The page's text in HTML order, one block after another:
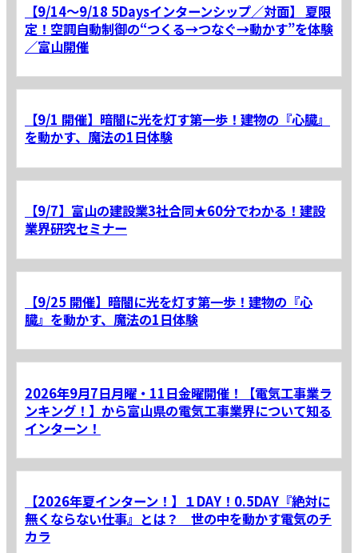
【9/14～9/18 5Daysインターンシップ／対面】 夏限
定！空調自動制御の“つくる→つなぐ→動かす”を体験
／富山開催
【9/1 開催】暗闇に光を灯す第一歩！建物の『心臓』
を動かす、魔法の1日体験
【9/7】富山の建設業3社合同★60分でわかる！建設
業界研究セミナー
【9/25 開催】暗闇に光を灯す第一歩！建物の『心
臓』を動かす、魔法の1日体験
2026年9月7日月曜・11日金曜開催！【電気工事業ラ
ンキング！】から富山県の電気工事業界について知る
インターン！
【2026年夏インターン！】１DAY！0.5DAY『絶対に
無くならない仕事』とは？ 世の中を動かす電気のチ
カラ